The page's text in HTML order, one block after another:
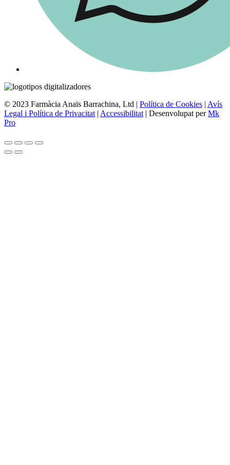
© 2023 Farmàcia Anaïs Barrachina, Ltd | Política de Cookies | Avís
Legal i Política de Privacitat | Accessibilitat | Desenvolupat perMk
Pro